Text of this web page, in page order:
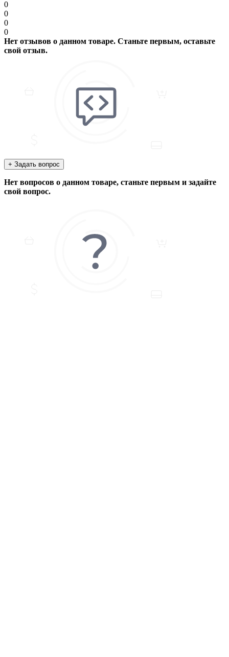
0
0
0
0
Нет отзывов о данном товаре. Станьте первым, оставьте
свой отзыв.
+ Задать вопрос
Нет вопросов о данном товаре, станьте первым и задайте
свой вопрос.